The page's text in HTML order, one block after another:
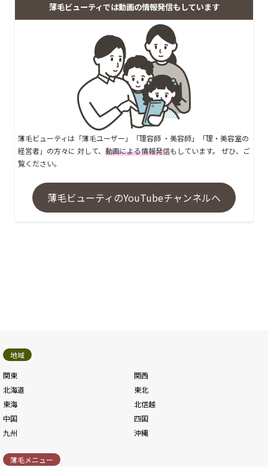
薄毛ビューティでは動画の情報発信もしています
薄毛ビューティは「薄毛ユーザー」「理容師 ・美容師」「理・美容室の
経営者」の方々に 対して、 動画による情報発信もしています。 ぜひ、ご
覧ください。
薄毛ビューティのYouTubeチャンネルへ
地域
関東
関西
北海道
東北
東海
北信越
中国
四国
九州
沖縄
薄毛メニュー